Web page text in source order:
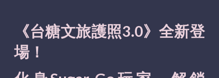
《台糖文旅護照3.0》 全新登
場！